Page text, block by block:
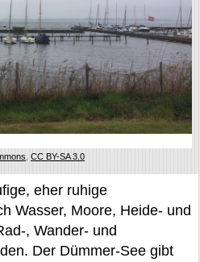
CC BY-SA 3.0
eher ruhige
Wasser, Moore, Heide- und
, Wander- und
Der Dümmer-See gibt